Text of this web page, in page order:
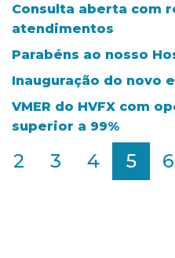
Consulta aberta com
atendimentos
Parabéns ao nosso
Inauguração do novo
VMER do HVFX com
superior a 99%
2 3 4 5 6